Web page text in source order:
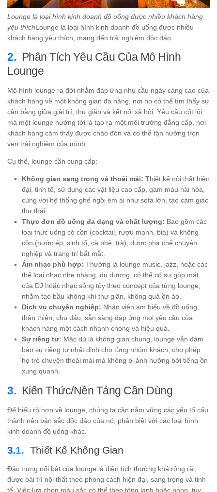
Lounge là loại hình kinh doanh đồ uống được nhiều khách hàng
yêu thíchLounge là loại hình kinh doanh đồ uống được nhiều
khách hàng yêu thích, mang đến trải nghiệm độc đáo.
Phân Tích Yêu Cầu Của Mô Hình
Lounge
Mô hình lounge ra đời nhằm đáp ứng nhu cầu ngày càng cao của
khách hàng về một không gian đa năng, nơi họ có thể tìm thấy sự
cân bằng giữa giải trí, thư giãn và kết nối xã hội. Yêu cầu cốt lõi
mà một lounge hướng tới là tạo ra một môi trường đẳng cấp, nơi
khách hàng cảm thấy được chào đón và có thể tận hưởng trọn
vẹn trải nghiệm của mình.
Cụ thể, lounge cần cung cấp:
Không gian sang trọng và thoải mái: Thiết kế nội thất hiện
đại, tinh tế, sử dụng các vật liệu cao cấp, gam màu hài hòa,
cùng với hệ thống ghế ngồi êm ái như sofa lớn, tạo cảm giác
thư thái.
Thực đơn đồ uống đa dạng và chất lượng: Bao gồm các
loại thức uống có cồn (cocktail, rượu mạnh, bia) và không
cồn (nước ép, sinh tố, cà phê, trà), được pha chế chuyên
nghiệp và trang trí bắt mắt.
Âm nhạc phù hợp: Thường là lounge music, jazz, hoặc các
thể loại nhạc nhẹ nhàng, du dương, có thể có sự góp mặt
của DJ hoặc nhạc sống tùy theo concept của từng lounge,
nhằm tạo bầu không khí thư giãn, không quá ồn ào.
Dịch vụ chuyên nghiệp: Nhân viên am hiểu về đồ uống,
thân thiện, chu đáo, sẵn sàng đáp ứng mọi yêu cầu của
khách hàng một cách nhanh chóng và hiệu quả.
Sự riêng tư: Mặc dù là không gian chung, lounge vẫn đảm
bảo sự riêng tư nhất định cho từng nhóm khách, cho phép
họ trò chuyện thoải mái mà không bị ảnh hưởng bởi tiếng ồn
xung quanh.
Kiến Thức/Nền Tảng Cần Dùng
Để hiểu rõ hơn về lounge, chúng ta cần nắm vững các yếu tố cấu
thành nên bản sắc độc đáo của nó, phân biệt với các loại hình
kinh doanh đồ uống khác.
Thiết Kế Không Gian
Đặc trưng nổi bật của lounge là diện tích thường khá rộng rãi,
được bài trí nội thất theo phong cách hiện đại, sang trọng và tinh
tế. Việc lựa chọn màu sắc có thể theo tông lạnh hoặc nóng, tùy